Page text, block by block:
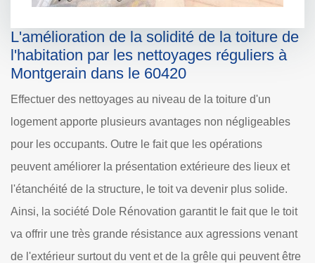
L'amélioration de la solidité de la toiture de
l'habitation par les nettoyages réguliers à
Montgerain dans le 60420
Effectuer des nettoyages au niveau de la toiture d'un
logement apporte plusieurs avantages non négligeables
pour les occupants. Outre le fait que les opérations
peuvent améliorer la présentation extérieure des lieux et
l'étanchéité de la structure, le toit va devenir plus solide.
Ainsi, la société Dole Rénovation garantit le fait que le toit
va offrir une très grande résistance aux agressions venant
de l'extérieur surtout du vent et de la grêle qui peuvent être